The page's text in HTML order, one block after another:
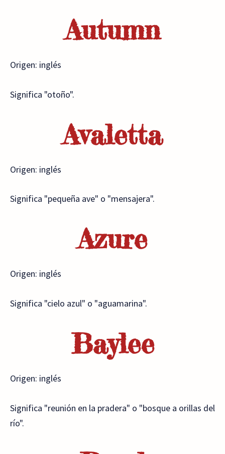
Autumn
Origen: inglés
Significa "otoño".
Avaletta
Origen: inglés
Significa "pequeña ave" o "mensajera".
Azure
Origen: inglés
Significa "cielo azul" o "aguamarina".
Baylee
Origen: inglés
Significa "reunión en la pradera" o "bosque a orillas del
río".